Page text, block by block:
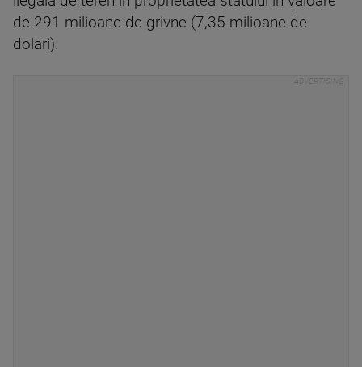
de 291 milioane de grivne (7,35 milioane de
dolari).